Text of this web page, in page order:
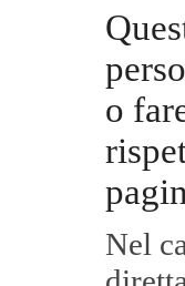
o
Nel